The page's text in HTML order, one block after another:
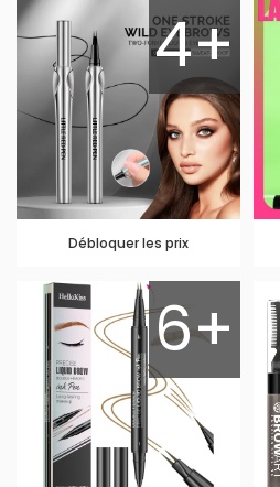
4+
Débloquer les prix
6+